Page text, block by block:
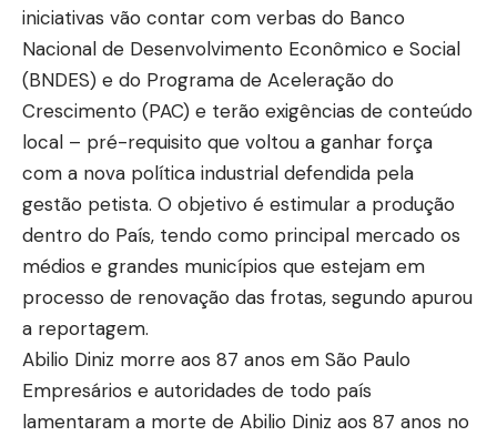
iniciativas vão contar com verbas do Banco
Nacional de Desenvolvimento Econômico e Social
(BNDES) e do Programa de Aceleração do
Crescimento (PAC) e terão exigências de conteúdo
local – pré-requisito que voltou a ganhar força
com a nova política industrial defendida pela
gestão petista. O objetivo é estimular a produção
dentro do País, tendo como principal mercado os
médios e grandes municípios que estejam em
processo de renovação das frotas, segundo apurou
a reportagem.
Abilio Diniz morre aos 87 anos em São Paulo
Empresários e autoridades de todo país
lamentaram a morte de Abilio Diniz aos 87 anos no